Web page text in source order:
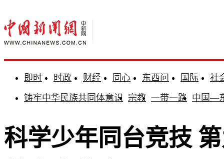
即时 时政 财经 同心 东西问 国际
社
铸牢中华民族共同体意识 宗教 一带一路 中国—
科学少年同台竞技